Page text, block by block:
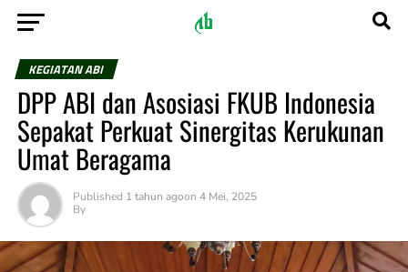
KEGIATAN ABI
DPP ABI dan Asosiasi FKUB Indonesia
Sepakat Perkuat Sinergitas Kerukunan
Umat Beragama
Published 1 tahun agoon 4 Mei, 2025
By